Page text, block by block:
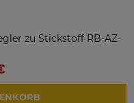
zu Stickstoff RB-AZ-